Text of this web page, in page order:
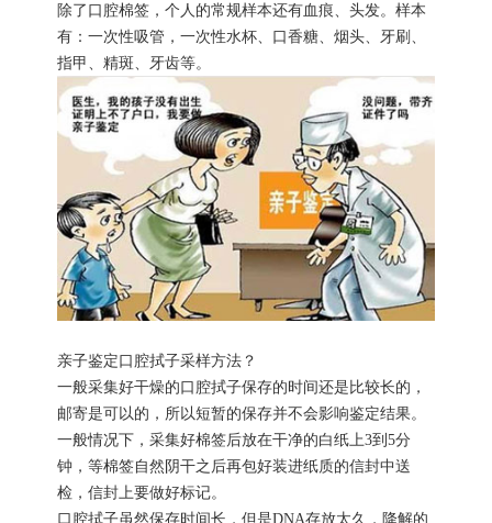
除了口腔棉签，个人的常规样本还有血痕、头发。样本
有：一次性吸管，一次性水杯、口香糖、烟头、牙刷、
指甲、精斑、牙齿等。
亲子鉴定口腔拭子采样方法？
一般采集好干燥的口腔拭子保存的时间还是比较长的，
邮寄是可以的，所以短暂的保存并不会影响鉴定结果。
一般情况下，采集好棉签后放在干净的白纸上3到5分
钟，等棉签自然阴干之后再包好装进纸质的信封中送
检，信封上要做好标记。
口腔拭子虽然保存时间长，但是DNA存放太久，降解的